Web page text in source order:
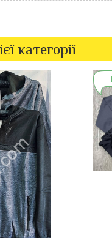
категорії